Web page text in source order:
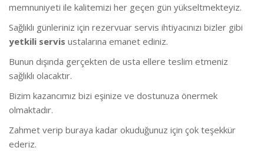
memnuniyeti ile kalitemizi her geçen gün yükseltmekteyiz.
Sağlıklı günleriniz için rezervuar servis ihtiyacınızı bizler gibi
yetkili servis ustalarına emanet ediniz.
Bunun dışında gerçekten de usta ellere teslim etmeniz
sağlıklı olacaktır.
Bizim kazancımız bizi eşinize ve dostunuza önermek
olmaktadır.
Zahmet verip buraya kadar okuduğunuz için çok teşekkür
ederiz.